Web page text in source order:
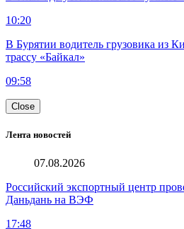
10:20
В Бурятии водитель грузовика из
трассу «Байкал»
09:58
Close
Лента новостей
07.08.2026
Российский экспортный центр
Даньдань на ВЭФ
17:48